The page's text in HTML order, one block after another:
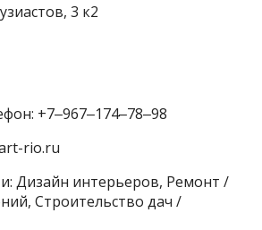
3 к2
+7‒967‒174‒78‒98
rio.ru
Дизайн интерьеров, Ремонт /
Строительство дач /